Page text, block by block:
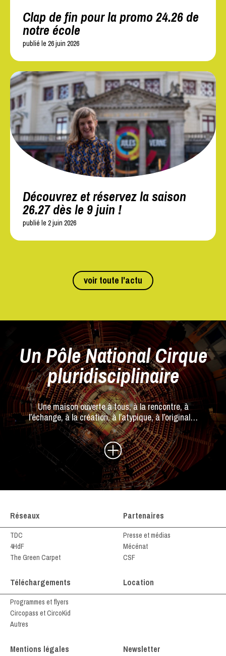
Clap de fin pour la promo 24.26 de
notre école
publié le 26 juin 2026
Découvrez et réservez la saison
26.27 dès le 9 juin !
publié le 2 juin 2026
voir toute l'actu
Un Pôle National Cirque
pluridisciplinaire
Une maison ouverte à tous, à la rencontre, à
l’échange, à la création, à l’atypique, à l’original…
Réseaux
TDC
4HdF
The Green Carpet
Partenaires
Presse et médias
Mécénat
CSF
Téléchargements
Programmes et flyers
Circopass et CircoKid
Autres
Location
Mentions légales Newsletter